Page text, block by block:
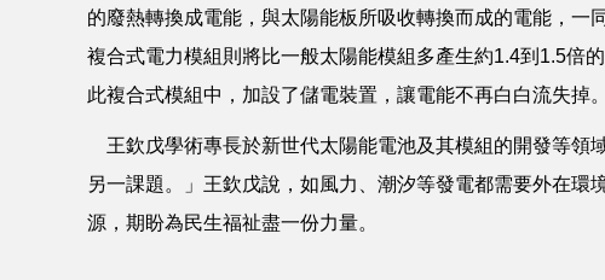
的廢熱轉換成電能，與太陽能板所吸收轉換而成的電能，一
複合式電力模組則將比一般太陽能模組多產生約1.4到1.5倍
此複合式模組中，加設了儲電裝置，讓電能不再白白流失掉
王欽戊學術專長於新世代太陽能電池及其模組的開發等領
另一課題。」王欽戊說，如風力、潮汐等發電都需要外在
源，期盼為民生福祉盡一份力量。